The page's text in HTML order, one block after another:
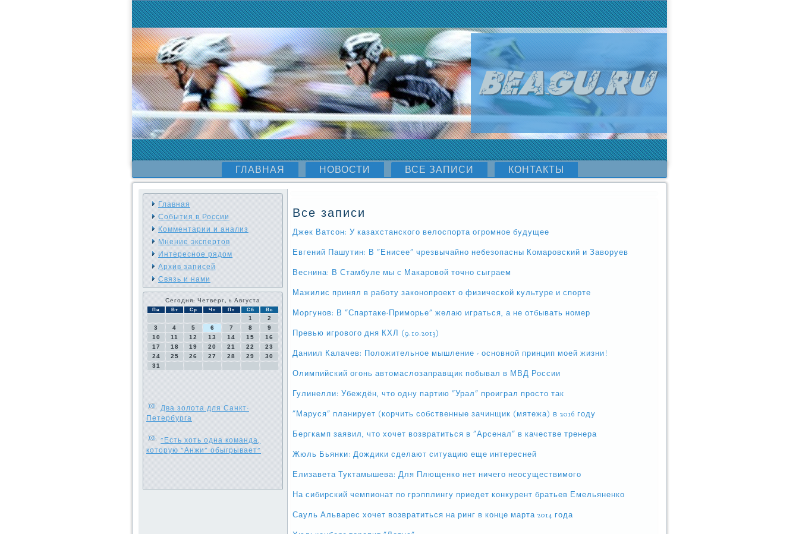
ГЛАВНАЯ НОВОСТИ ВСЕ ЗАПИСИ КОНТАКТЫ
Главная
События в России
Комментарии и анализ
Мнение экспертов
Интересное рядом
Архив записей
Связь и нами
Сегодня: Четверг, 6 Августа
Пн Вт Ср Чт Пт Сб Вс
1
2
3
4 5 6 7 8
9
10
11 12 13 14 15
16
17
18 19 20 21 22
23
24
25 26 27 28 29
30
31
Два золота для Санкт-
Петербурга
"Есть хоть одна команда,
которую "Анжи" обыгрывает"
Все записи
Джек Ватсон: У казахстанского велоспорта огромное будущее
Евгений Пашутин: В "Енисее" чрезвычайно небезопасны Комаровский и Заворуев
Веснина: В Стамбуле мы с Макаровой точно сыграем
Мажилис принял в работу законопроект о физической культуре и спорте
Моргунов: В "Спартаке-Приморье" желаю играться, а не отбывать номер
Превью игрового дня КХЛ (9.10.2013)
Даниил Калачев: Положительное мышление - основной принцип моей жизни!
Олимпийский огонь автомаслозаправщик побывал в МВД России
Гулинелли: Убеждён, что одну партию "Урал" проиграл просто так
"Маруся" планирует (корчить собственные зачинщик (мятежа) в 2016 году
Бергкамп заявил, что хочет возвратиться в "Арсенал" в качестве тренера
Жюль Бьянки: Дождики сделают ситуацию еще интересней
Елизавета Туктамышева: Для Плющенко нет ничего неосуществимого
На сибирский чемпионат по грэпплингу приедет конкурент братьев Емельяненко
Сауль Альварес хочет возвратиться на ринг в конце марта 2014 года